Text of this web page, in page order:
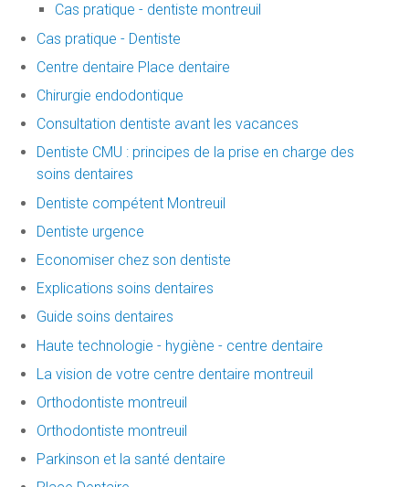
Cas pratique - dentiste montreuil
Cas pratique - Dentiste
Centre dentaire Place dentaire
Chirurgie endodontique
Consultation dentiste avant les vacances
Dentiste CMU : principes de la prise en charge des
soins dentaires
Dentiste compétent Montreuil
Dentiste urgence
Economiser chez son dentiste
Explications soins dentaires
Guide soins dentaires
Haute technologie - hygiène - centre dentaire
La vision de votre centre dentaire montreuil
Orthodontiste montreuil
Orthodontiste montreuil
Parkinson et la santé dentaire